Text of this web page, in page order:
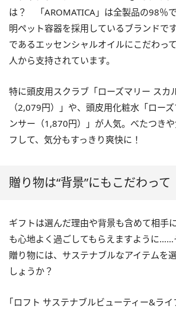
は？ 「AROMATICA」は全製品の98％
明ペット容器を採用しているブランドで
であるエッセンシャルオイルにこだわっ
人から支持されています。
特に頭皮用スクラブ「ローズマリー スカ
（2,079円）」や、頭皮用化粧水「ロー
ンサー（1,870円）」が人気。べたつき
フして、気分もすっきり爽快に！
贈り物は“背景”にもこだわって
ギフトは選んだ理由や背景も含めて相手
も心地よく過ごしてもらえますように……
贈り物には、サステナブルなアイテムを
しょうか？
｢ロフト サステナブルビューティー&ライ